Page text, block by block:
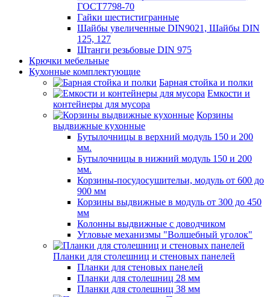
ГОСТ7798-70
Гайки шестистигранные
Шайбы увеличенные DIN9021, Шайбы DIN
125, 127
Штанги резьбовые DIN 975
Крючки мебельные
Кухонные комплектующие
Барная стойка и полки
Емкости и
контейнеры для мусора
Корзины
выдвижные кухонные
Бутылочницы в верхний модуль 150 и 200
мм.
Бутылочницы в нижний модуль 150 и 200
мм.
Корзины-посудосушительи, модуль от 600 до
900 мм
Корзины выдвижные в модуль от 300 до 450
мм
Колонны выдвижные с доводчиком
Угловые механизмы "Волшебный уголок"
Планки для столешниц и стеновых панелей
Планки для стеновых панелей
Планки для столешниц 28 мм
Планки для столешниц 38 мм